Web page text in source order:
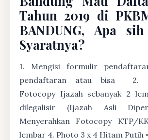
Tahun 2019 di
BANDUNG, Apa
Syaratnya?
1. Mengisi formulir
pendaftaran atau bisa
2.
Fotocopy Ijazah sebanyak 2
dilegalisir (Ijazah Asli
Menyerahkan Fotocopy KTP/
lembar 4. Photo 3 x 4 Hitam Putih